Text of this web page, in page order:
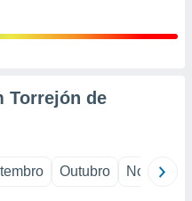
Torrejón de
Outubro Novembro